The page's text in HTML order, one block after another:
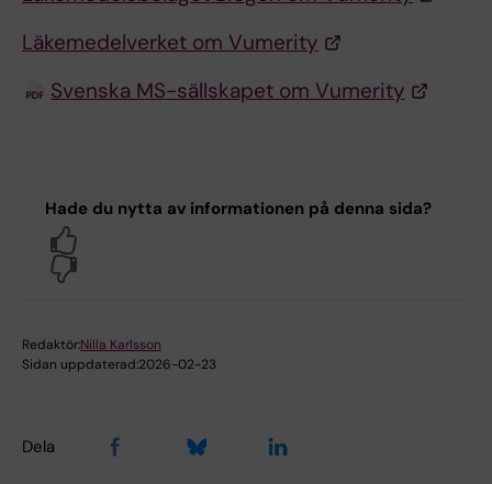
Läkemedelverket om Vumerity
Svenska MS-sällskapet om Vumerity
Hade du nytta av informationen på denna sida?
Redaktör:Nilla Karlsson
Sidan uppdaterad:2026-02-23
Dela